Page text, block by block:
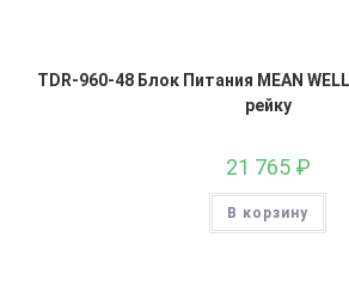
TDR-960-48 Блок Питания MEAN
рейку
21 765 ₽
В корзину